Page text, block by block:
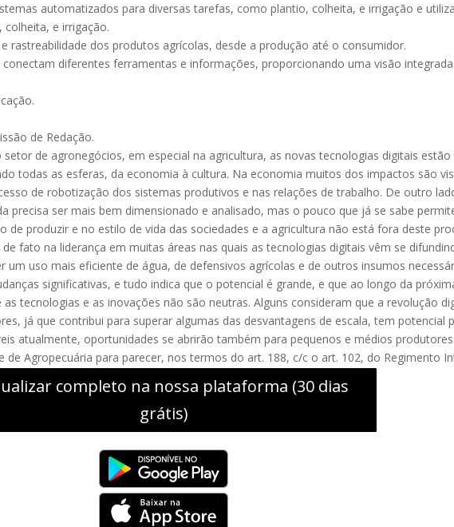
automatizados para diversas tarefas, como plantio, colheita, e irrigação e
e irrigação.
rastreabilidade dos produtos agrícolas, desde a produção até o consumidor.
diferentes ferramentas e informações, proporcionando uma visão
de Redação.
de agronegócios, em especial na agricultura, as novas tecnologias digitais
todas as esferas, da economia à cultura. Na economia muitos dos impactos são
de robotização dos sistemas produtivos e nas relações de trabalho. De outro
precisa ser mais bem dimensionado e analisado, mas o pouco que já se sabe
produzir e no estilo de vida das sociedades e a agricultura não está fora deste
fato na liderança em muitas áreas nas quais as tecnologias digitais vêm se
uso mais eficiente de água, de defensivos agrícolas e de outros insumos
significativas, e tudo indica que o potencial é grande, e que ao longo da
tecnologias e as inovações não são neutras. Alguns consideram que a revolução
já que contribui para superar algumas das desvantagens de escala, tem potencial
atualmente, oportunidades se abrirão também para pequenos e médios
de Agropecuária para parecer, nos termos do art. 188, c/c o art. 102, do Regimento
completo na nossa plataforma (30 dias
grátis)